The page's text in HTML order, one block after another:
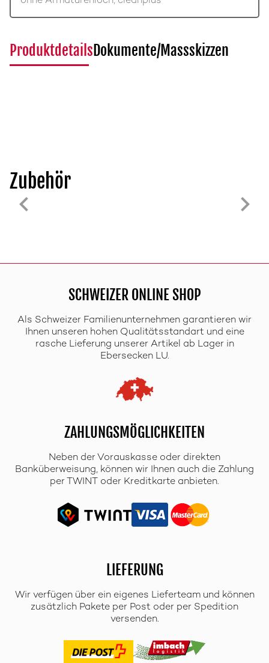
ProduktdetailsDokumente/Massskizzen
Zubehör
SCHWEIZER ONLINE SHOP
Als Schweizer Familienunternehmen garantieren wir
Ihnen unseren hohen Qualitätsstandart und eine
rasche Lieferung unserer Artikel ab Lager in
Ebersecken LU.
ZAHLUNGSMÖGLICHKEITEN
Neben der Vorauskasse oder direkten
Banküberweisung, können wir Ihnen auch die Zahlung
per TWINT oder Kreditkarte anbieten.
LIEFERUNG
Wir verfügen über ein eigenes Lieferteam und können
zusätzlich Pakete per Post oder per Spedition
versenden.